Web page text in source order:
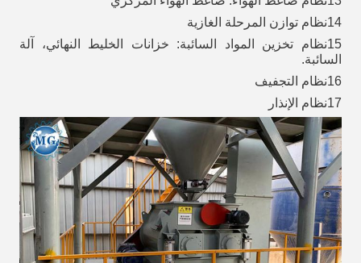
14نظام توازن المرحلة الغازية
15نظام تخزين المواد السائبة: خزانات الخليط النهائي، آلة
السائبة.
16نظام التجفيف
17نظام الإنذار